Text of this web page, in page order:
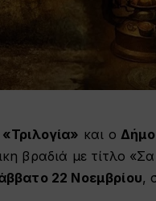
«Τριλογία» και ο
βραδιά με τίτλο
22 Νοεμβρίου,